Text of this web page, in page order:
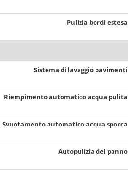
Pulizia bordi estesa
Sistema di lavaggio pavimenti
Riempimento automatico acqua pulita
Svuotamento automatico acqua sporca
Autopulizia del panno